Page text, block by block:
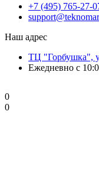
+7 (495) 765-27-
Наш адрес
ТЦ "Горбушка",
Ежедневно с
0
0